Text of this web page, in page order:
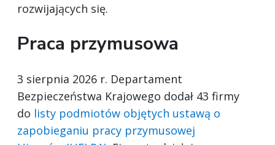
rozwijających się.
Praca przymusowa
3 sierpnia 2026 r. Departament
Bezpieczeństwa Krajowego dodał 43 firmy
do listy podmiotów objętych ustawą o
zapobieganiu pracy przymusowej